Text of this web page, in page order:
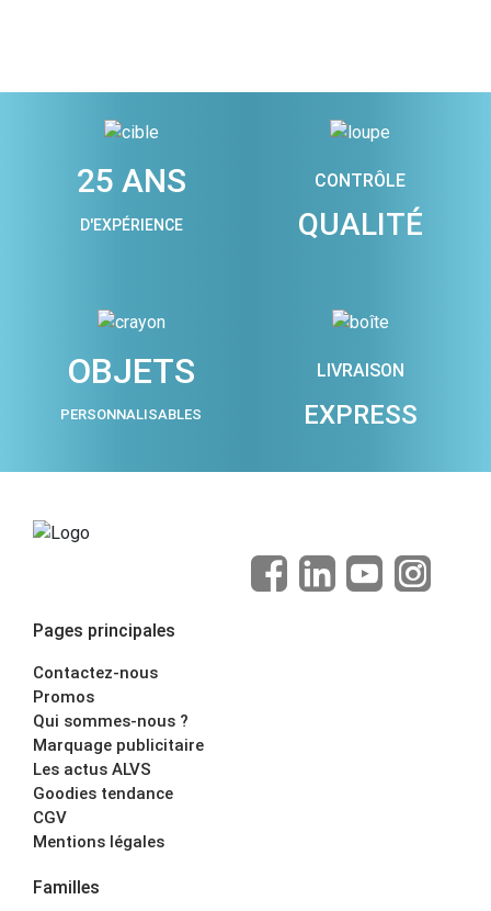
25 ANS
D'EXPÉRIENCE
CONTRÔLE
QUALITÉ
OBJETS
PERSONNALISABLES
LIVRAISON
EXPRESS
Pages principales
Contactez-nous
Promos
Qui sommes-nous ?
Marquage publicitaire
Les actus ALVS
Goodies tendance
CGV
Mentions légales
Familles